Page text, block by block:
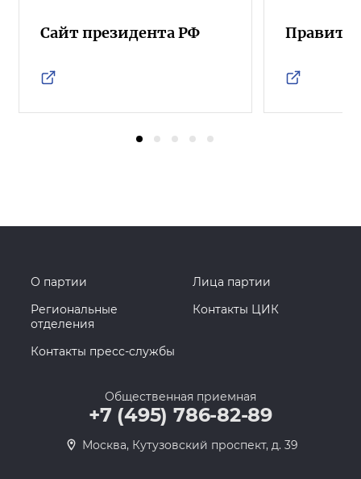
Сайт президента РФ
О партии
Лица партии
Региональные
отделения
Контакты ЦИК
Контакты пресс-службы
Общественная приемная
+7 (495) 786-82-89
Москва, Кутузовский проспект, д. 39